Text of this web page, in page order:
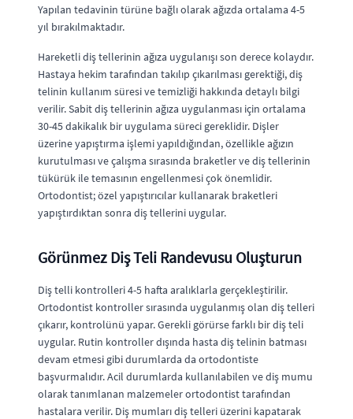
Yapılan tedavinin türüne bağlı olarak ağızda ortalama 4-5
yıl bırakılmaktadır.
Hareketli diş tellerinin ağıza uygulanışı son derece kolaydır.
Hastaya hekim tarafından takılıp çıkarılması gerektiği, diş
telinin kullanım süresi ve temizliği hakkında detaylı bilgi
verilir. Sabit diş tellerinin ağıza uygulanması için ortalama
30-45 dakikalık bir uygulama süreci gereklidir. Dişler
üzerine yapıştırma işlemi yapıldığından, özellikle ağızın
kurutulması ve çalışma sırasında braketler ve diş tellerinin
tükürük ile temasının engellenmesi çok önemlidir.
Ortodontist; özel yapıştırıcılar kullanarak braketleri
yapıştırdıktan sonra diş tellerini uygular.
Görünmez Diş Teli Randevusu Oluşturun
Diş telli kontrolleri 4-5 hafta aralıklarla gerçekleştirilir.
Ortodontist kontroller sırasında uygulanmış olan diş telleri
çıkarır, kontrolünü yapar. Gerekli görürse farklı bir diş teli
uygular. Rutin kontroller dışında hasta diş telinin batması
devam etmesi gibi durumlarda da ortodontiste
başvurmalıdır. Acil durumlarda kullanılabilen ve diş mumu
olarak tanımlanan malzemeler ortodontist tarafından
hastalara verilir. Diş mumları diş telleri üzerini kapatarak